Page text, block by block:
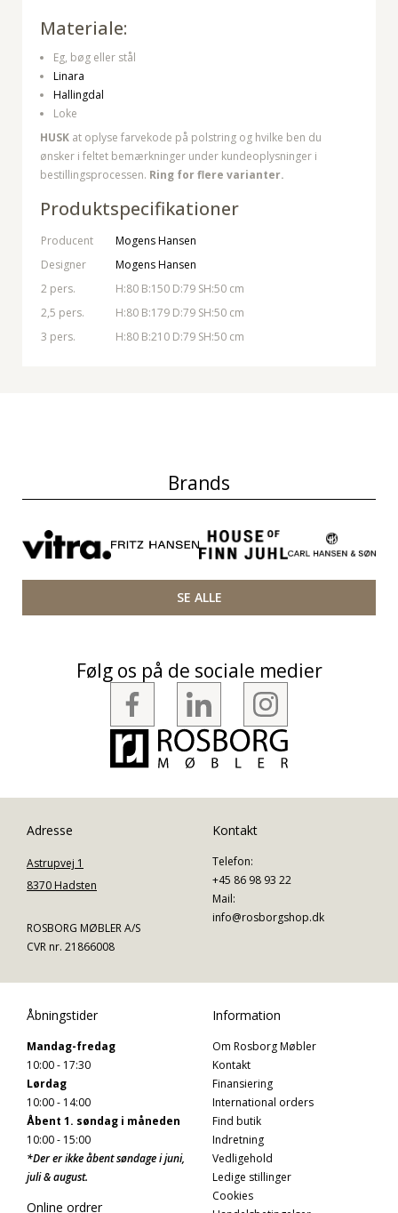
Materiale:
Eg, bøg eller stål
Linara
Hallingdal
Loke
HUSK at oplyse farvekode på polstring og hvilke ben du
ønsker i feltet bemærkninger under kundeoplysninger i
bestillingsprocessen. Ring for flere varianter.
Produktspecifikationer
Producent
Mogens Hansen
Designer
Mogens Hansen
2 pers.
H:80 B:150 D:79 SH:50 cm
2,5 pers.
H:80 B:179 D:79 SH:50 cm
3 pers.
H:80 B:210 D:79 SH:50 cm
Brands
SE ALLE
Følg os på de sociale medier
Adresse
Astrupvej 1
8370 Hadsten
ROSBORG MØBLER A/S
CVR nr. 21866008
Kontakt
Telefon:
+45 86 98 93 22
Mail:
info@rosborgshop.dk
Åbningstider
Mandag-fredag
10:00 - 17:30
Lørdag
10:00 - 14:00
Åbent 1. søndag i måneden
10:00 - 15:00
*Der er ikke åbent søndage i juni,
juli & august.
Online ordrer
Information
Om Rosborg Møbler
Kontakt
Finansiering
International orders
Find butik
Indretning
Vedligehold
Ledige stillinger
Cookies